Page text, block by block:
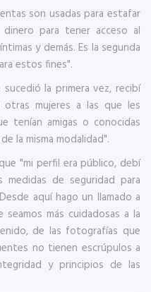
son usadas para estafar
para tener acceso al
y demás. Es la segunda
estos fines".
la primera vez, recibí
otras mujeres a las que les
tenían amigas o conocidas
la misma modalidad".
"mi perfil era público, debí
de seguridad para
aquí hago un llamado a
seamos más cuidadosas a la
de las fotografías que
no tienen escrúpulos a
y principios de las